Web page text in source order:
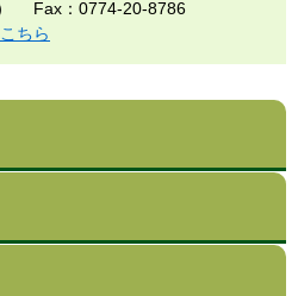
Fax：0774-20-8786
ちら